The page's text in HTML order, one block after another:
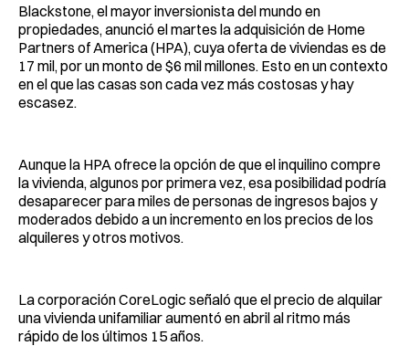
Blackstone, el mayor inversionista del mundo en
propiedades, anunció el martes la adquisición de Home
Partners of America (HPA), cuya oferta de viviendas es de
17 mil, por un monto de $6 mil millones. Esto en un contexto
en el que las casas son cada vez más costosas y hay
escasez.
Aunque la HPA ofrece la opción de que el inquilino compre
la vivienda, algunos por primera vez, esa posibilidad podría
desaparecer para miles de personas de ingresos bajos y
moderados debido a un incremento en los precios de los
alquileres y otros motivos.
La corporación CoreLogic señaló que el precio de alquilar
una vivienda unifamiliar aumentó en abril al ritmo más
rápido de los últimos 15 años.